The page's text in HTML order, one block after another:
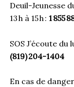
Deuil-Jeunesse
13 h à 15 h : 1 855
SOS J’écoute
(819) 204-1404
En cas de